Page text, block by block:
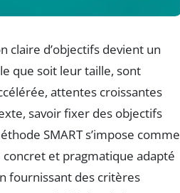
claire d’objectifs devient un
que soit leur taille, sont
attentes croissantes
savoir fixer des objectifs
SMART s’impose comme
et pragmatique adapté
fournissant des critères